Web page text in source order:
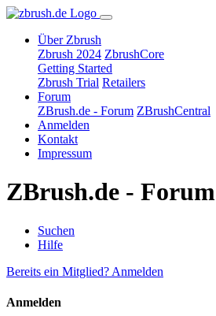
Über Zbrush
Zbrush 2024 ZbrushCore
Getting Started
Zbrush Trial Retailers
Forum
ZBrush.de - Forum ZBrushCentral
Anmelden
Kontakt
Impressum
ZBrush.de - Forum
Suchen
Hilfe
Bereits ein Mitglied? Anmelden
Anmelden